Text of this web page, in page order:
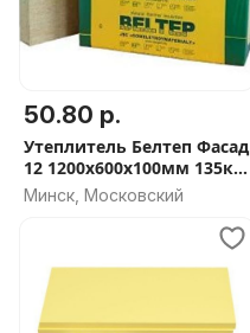
50.80 р.
Утеплитель Белтеп Фасад
12 1200х600х100мм 135кг/
м3
Минск, Московский